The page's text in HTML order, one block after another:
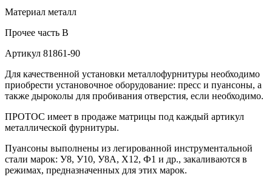
Материал металл
Прочее часть В
Артикул 81861-90
Для качественной установки металлофурнитуры необходимо
приобрести установочное оборудование: пресс и пуансоны, а
также дыроколы для пробивания отверстия, если необходимо.
ПРОТОС имеет в продаже матрицы под каждый артикул
металлической фурнитуры.
Пуансоны выполнены из легированной инструментальной
стали марок: У8, У10, У8А, Х12, Ф1 и др., закаливаются в
режимах, предназначенных для этих марок.